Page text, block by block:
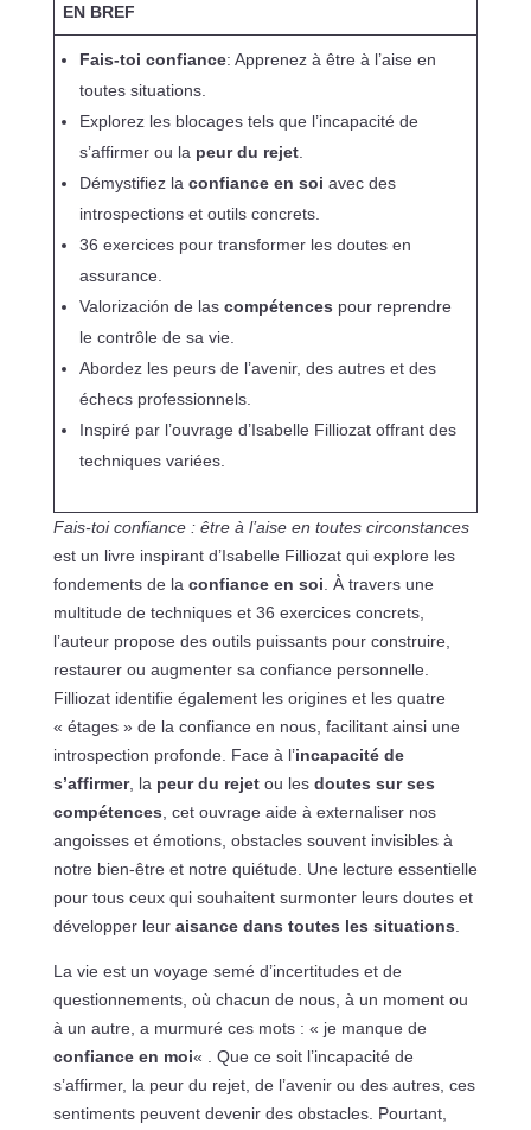
EN BREF
Fais-toi confiance: Apprenez à être à l’aise en
toutes situations.
Explorez les blocages tels que l’incapacité de
s’affirmer ou la peur du rejet.
Démystifiez la confiance en soi avec des
introspections et outils concrets.
36 exercices pour transformer les doutes en
assurance.
Valorización de las compétences pour reprendre
le contrôle de sa vie.
Abordez les peurs de l’avenir, des autres et des
échecs professionnels.
Inspiré par l’ouvrage d’Isabelle Filliozat offrant des
techniques variées.
Fais-toi confiance : être à l’aise en toutes circonstances
est un livre inspirant d’Isabelle Filliozat qui explore les
fondements de la confiance en soi . À travers une
multitude de techniques et 36 exercices concrets,
l’auteur propose des outils puissants pour construire,
restaurer ou augmenter sa confiance personnelle.
Filliozat identifie également les origines et les quatre
« étages » de la confiance en nous, facilitant ainsi une
introspection profonde. Face à l’incapacité de
s’affirmer, la peur du rejetou les doutes sur ses
compétences , cet ouvrage aide à externaliser nos
angoisses et émotions, obstacles souvent invisibles à
notre bien-être et notre quiétude. Une lecture essentielle
pour tous ceux qui souhaitent surmonter leurs doutes et
développer leur aisance dans toutes les situations
La vie est un voyage semé d’incertitudes et de
questionnements, où chacun de nous, à un moment ou
à un autre, a murmuré ces mots : « je manque de
confiance en moi« . Que ce soit l’incapacité de
s’affirmer, la peur du rejet, de l’avenir ou des autres, ces
sentiments peuvent devenir des obstacles. Pourtant,